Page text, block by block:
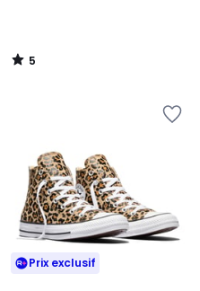
5
/
Prix exclusif